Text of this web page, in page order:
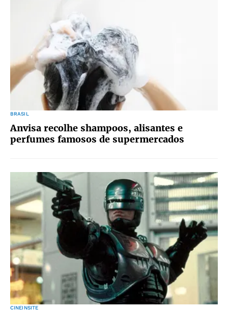
BRASIL
Anvisa recolhe shampoos, alisantes e
perfumes famosos de supermercados
CINEINSITE